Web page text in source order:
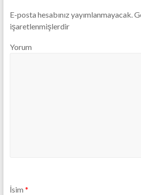
E-posta hesabınız yayımlanmayacak.
işaretlenmişlerdir
Yorum
İsim *